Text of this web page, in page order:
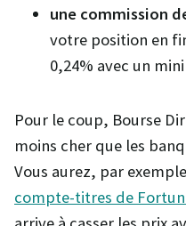
une commission
votre position en
0,24% avec un
Pour le coup, Bourse
moins cher que les
Vous aurez, par
compte-titres de